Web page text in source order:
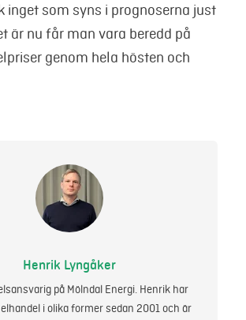
inget som syns i prognoserna just
är nu får man vara beredd på
genom hela hösten och
Henrik Lyngåker
på Mölndal Energi. Henrik har
i olika former sedan 2001 och är